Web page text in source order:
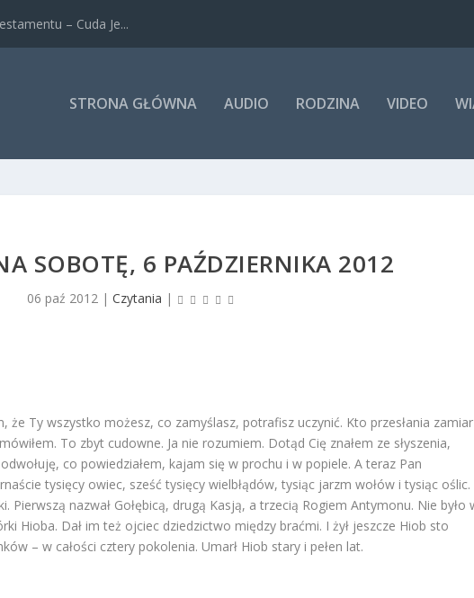
– Cuda Je...
STRONA GŁÓWNA AUDIO RODZINA VIDEO
SOBOTĘ, 6 PAŹDZIERNIKA 2012
06 paź 2012| Czytania |
że Ty wszystko możesz, co zamyślasz, potrafisz uczynić. Kto przesłania zamiar
To zbyt cudowne. Ja nie rozumiem. Dotąd Cię znałem ze słyszenia,
co powiedziałem, kajam się w prochu i w popiele. A teraz Pan
tysięcy owiec, sześć tysięcy wielbłądów, tysiąc jarzm wołów i tysiąc oślic.
Pierwszą nazwał Gołębicą, drugą Kasją, a trzecią Rogiem Antymonu. Nie było
Hioba. Dał im też ojciec dziedzictwo między braćmi. I żył jeszcze Hiob sto
– w całości cztery pokolenia. Umarł Hiob stary i pełen lat.